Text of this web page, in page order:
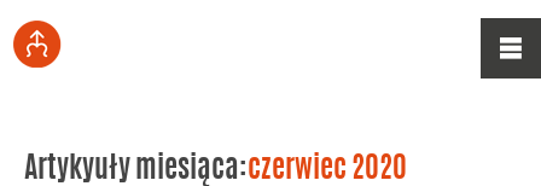
Artykyuły miesiąca:czerwiec 2020